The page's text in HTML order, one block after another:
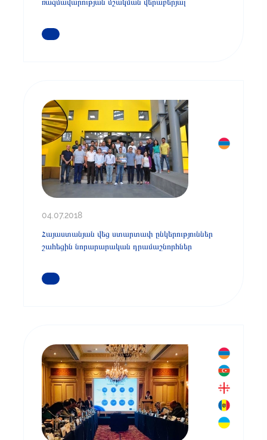
ԿԱՐԴԱՑԵՔ ԱՎԵԼԻՆ
04.07.2018
Հայաստանյան վեց ստարտափ ընկերություններ
շահեցին նորարարական դրամաշնորհներ
ԿԱՐԴԱՑԵՔ ԱՎԵԼԻՆ